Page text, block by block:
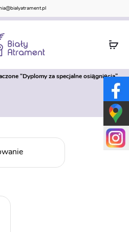
osiągnięcia
“Dyplomy za specjalne osiągnięcia”